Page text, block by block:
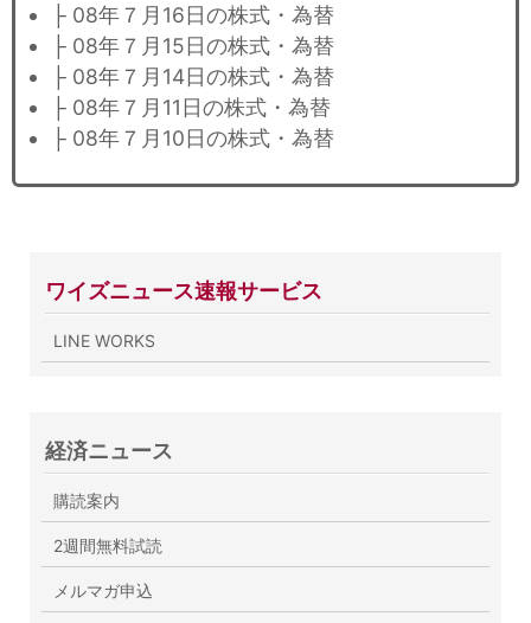
├ 08年７月16日の株式・為替
├ 08年７月15日の株式・為替
├ 08年７月14日の株式・為替
├ 08年７月11日の株式・為替
├ 08年７月10日の株式・為替
ワイズニュース速報サービス
LINE WORKS
経済ニュース
購読案内
2週間無料試読
メルマガ申込